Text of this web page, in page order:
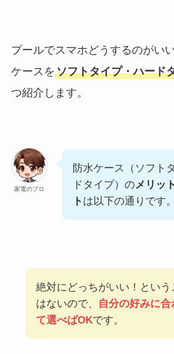
プールでスマホどうするのがい
ケースをソフトタイプ・ハード
つ紹介します。
家電のプロ
防水ケース（ソフト
ドタイプ）のメリッ
ト は以下の通りです。
絶対にどっちがいい！という
はないので、
自分の好みに合
て選べばOKです。